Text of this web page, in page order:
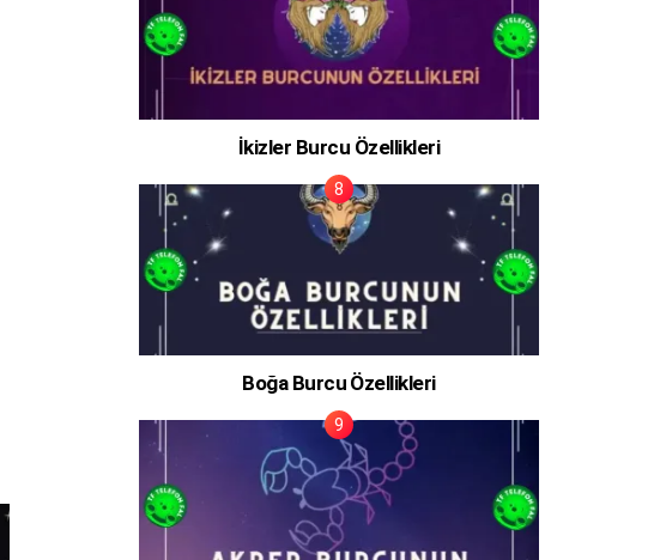
İkizler Burcu Özellikleri
Boğa Burcu Özellikleri